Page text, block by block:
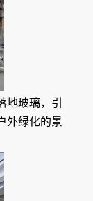
玻璃，引
外绿化的景